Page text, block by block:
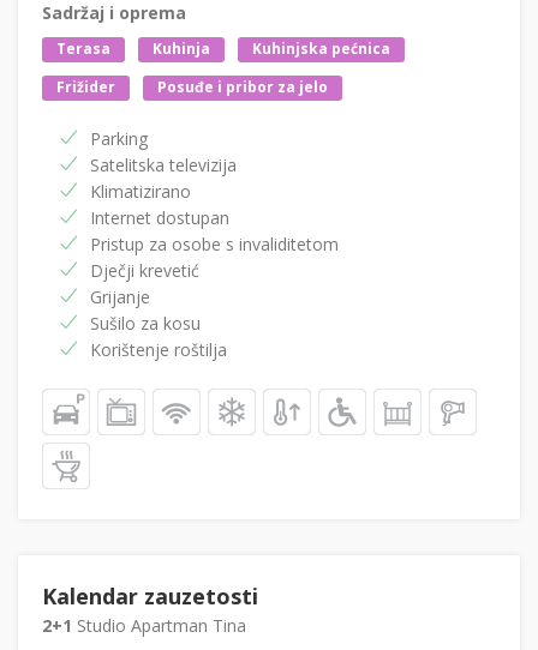
Sadržaj i oprema
Terasa Kuhinja
Kuhinjska pećnica
Frižider
Posuđe i pribor za jelo
Parking
Satelitska televizija
Klimatizirano
Internet dostupan
Pristup za osobe s invaliditetom
Dječji krevetić
Grijanje
Sušilo za kosu
Korištenje roštilja
Kalendar zauzetosti
2+1 Studio Apartman Tina